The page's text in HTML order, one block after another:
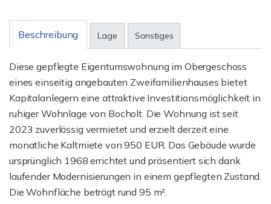
Beschreibung Lage Sonstiges
Diese gepflegte Eigentumswohnung im Obergeschoss
eines einseitig angebauten Zweifamilienhauses bietet
Kapitalanlegern eine attraktive Investitionsmöglichkeit in
ruhiger Wohnlage von Bocholt. Die Wohnung ist seit
2023 zuverlässig vermietet und erzielt derzeit eine
monatliche Kaltmiete von 950 EUR. Das Gebäude wurde
ursprünglich 1968 errichtet und präsentiert sich dank
laufender Modernisierungen in einem gepflegten Zustand.
Die Wohnfläche beträgt rund 95 m².